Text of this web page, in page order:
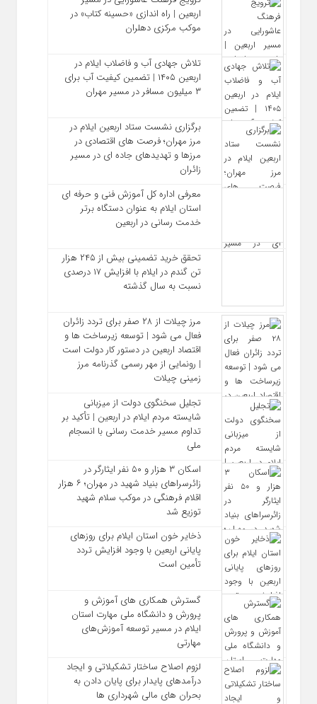
اربعین | راه‌ اندازی «حسینه کتاب» در
موکب مرکزی دهلران
تلاش جهادی آب و فاضلاب ایلام در
اربعین ۱۴۰۵ | تضمین کیفیت آب برای
۳ میلیون مسافر در مسیر مهران
برگزاری نشست ستاد اربعین ایلام در
مرز مهران؛ فرصت‌ های اقتصادی در
مرزها و تهدیدهای جاده‌ ای در مسیر
زائران
معرفی اداره کل آموزش فنی و حرفه‌ ای
استان ایلام به‌ عنوان دستگاه برتر
خدمت‌ رسانی در اربعین
تحقق خرید تضمینی بیش از ۲۴۵ هزار
تن گندم در ایلام با افزایش ۱۷ درصدی
نسبت به سال گذشته
مرز چیلات از ۲۸ صفر برای تردد زائران
فعال می‌ شود | توسعه زیرساخت‌ ها و
اقتصاد اربعین در دستور کار دولت است
| رونمایی از مهر رسمی گذرنامه مرز
زمینی چیلات
تجلیل سخنگوی دولت از میزبانی
شایسته مردم ایلام در اربعین | تأکید بر
تداوم مسیر خدمت‌ رسانی با انسجام
ملی
اسکان ۳ هزار و ۵۰ نفر ایثارگر در
زائرسراهای بنیاد شهید در مهران؛ ۶ هزار
اقلام فرهنگی در موکب سلام شهید
توزیع شد
ذخایر خون استان ایلام برای روزهای
پایانی اربعین با وجود افزایش تردد
تأمین است
گسترش همکاری‌ های آموزش و
پرورش و دانشگاه ملی مهارت استان
ایلام در مسیر توسعه آموزش‌های
مهارتی
لزوم اصلاح ساختار تشکیلاتی و ایجاد
درآمدهای پایدار برای پایان دادن به
بحران‌ های مالی شهرداری‌ ها